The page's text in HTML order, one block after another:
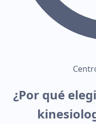
¿Por qué